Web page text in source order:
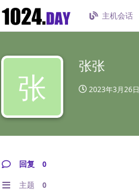
主机会话
张
张张
2023年3月26日
回复 0
主题 0